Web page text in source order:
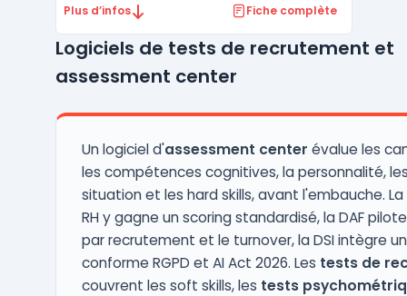
l'efficacité des processus de recrutement.
plusieurs fonctionnalités clés telles que la
gestion centralisée des candidatures, qui p
...
Plus d’infos Fiche complète
Logiciels de tests de recrutement et
assessment center
Un logiciel d'assessment center évalue les
les compétences cognitives, la personnalité,
situation et les hard skills, avant l'embauche.
RH y gagne un scoring standardisé, la DAF
par recrutement et le turnover, la DSI intègre
conforme RGPD et AI Act 2026. Les tests de
couvrent les soft skills, les tests